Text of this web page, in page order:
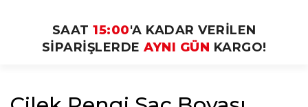
SAAT 15:00'A KADAR VERİLEN
SİPARİŞLERDE AYNI GÜN KARGO!